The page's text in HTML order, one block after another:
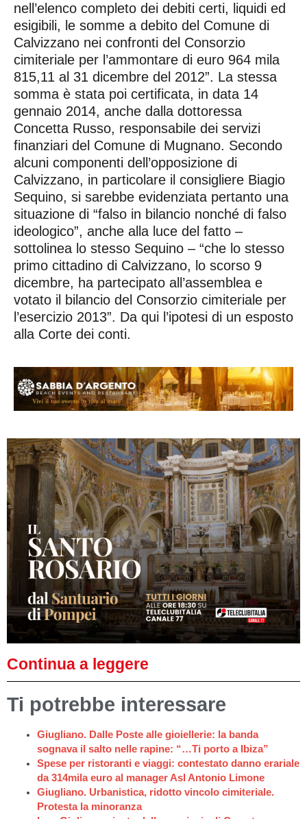
nell’elenco completo dei debiti certi, liquidi ed
esigibili, le somme a debito del Comune di
Calvizzano nei confronti del Consorzio
cimiteriale per l’ammontare di euro 964 mila
815,11 al 31 dicembre del 2012”. La stessa
somma è stata poi certificata, in data 14
gennaio 2014, anche dalla dottoressa
Concetta Russo, responsabile dei servizi
finanziari del Comune di Mugnano. Secondo
alcuni componenti dell’opposizione di
Calvizzano, in particolare il consigliere Biagio
Sequino, si sarebbe evidenziata pertanto una
situazione di “falso in bilancio nonché di falso
ideologico”, anche alla luce del fatto –
sottolinea lo stesso Sequino – “che lo stesso
primo cittadino di Calvizzano, lo scorso 9
dicembre, ha partecipato all’assemblea e
votato il bilancio del Consorzio cimiteriale per
l’esercizio 2013”. Da qui l’ipotesi di un esposto
alla Corte dei conti.
Continua a leggere
Ti potrebbe interessare
Giugliano. Dalle Poste alle gioiellerie: la banda
sognava il salto nelle rapine: “…Ti porto a Ibiza”
Spese per ristoranti e viaggi: contestato danno erariale
da 314mila euro al manager Asl Antonio Limone
Giugliano. Urbanistica, ridotto vincolo cimiteriale.
Protesta la minoranza